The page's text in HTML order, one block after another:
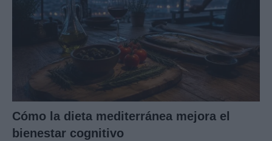
Cómo la dieta mediterránea mejora el
bienestar cognitivo